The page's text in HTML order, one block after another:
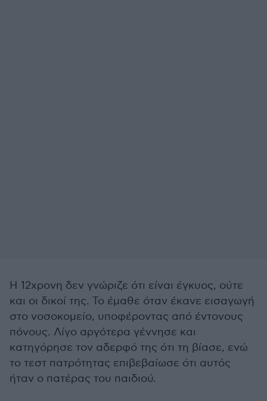
Η 12χρονη δεν γνώριζε ότι είναι έγκυος, ούτε
και οι δικοί της. Το έμαθε όταν έκανε εισαγωγή
στο νοσοκομείο, υποφέροντας από έντονους
πόνους. Λίγο αργότερα γέννησε και
κατηγόρησε τον αδερφό της ότι τη βίασε, ενώ
το τεστ πατρότητας επιβεβαίωσε ότι αυτός
ήταν ο πατέρας του παιδιού.